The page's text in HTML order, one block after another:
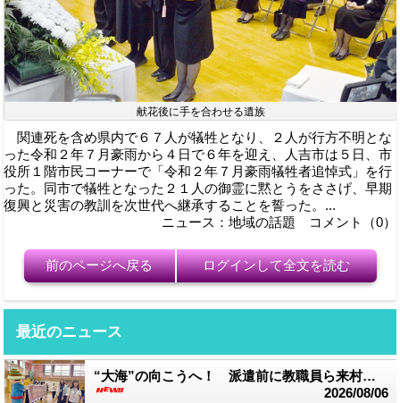
献花後に手を合わせる遺族
関連死を含め県内で６７人が犠牲となり、２人が行方不明とな
った令和２年７月豪雨から４日で６年を迎え、人吉市は５日、市
役所１階市民コーナーで「令和２年７月豪雨犠牲者追悼式」を行
った。同市で犠牲となった２１人の御霊に黙とうをささげ、早期
復興と災害の教訓を次世代へ継承することを誓った。...
ニュース：地域の話題 コメント（0）
前のページへ戻る ログインして全文を読む
最近のニュース
“大海”の向こうへ！ 派遣前に教職員ら来村 台湾交流スタート
2026/08/06